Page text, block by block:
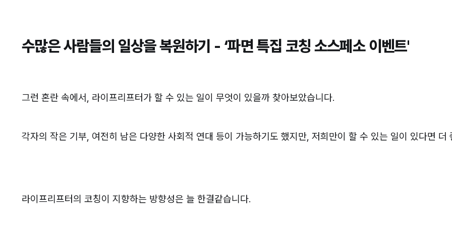
수많은 사람들의 일상을 복원하기 - ‘파면 특집 코칭 소스페소 이벤트'
그런 혼란 속에서, 라이프리프터가 할 수 있는 일이 무엇이 있을까 찾아보았습니다.
각자의 작은 기부, 여전히 남은 다양한 사회적 연대 등이 가능하기도 했지만, 저희만이 할 수 있는 일이 있다면 더
라이프리프터의 코칭이 지향하는 방향성은 늘 한결같습니다.